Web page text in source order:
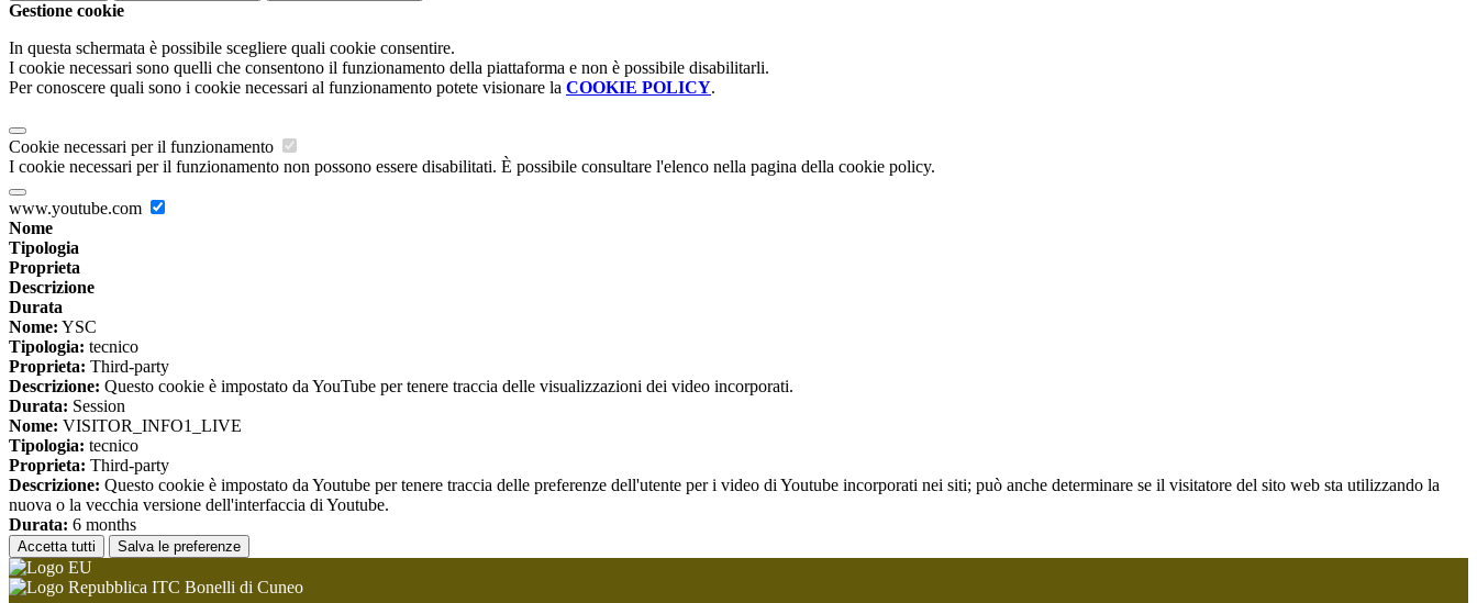
Gestione cookie
In questa schermata è possibile scegliere quali cookie consentire.
I cookie necessari sono quelli che consentono il funzionamento della piattaforma e non è possibile disabilitarli.
Per conoscere quali sono i cookie necessari al funzionamento potete visionare la COOKIE POLICY.
Cookie necessari per il funzionamento
I cookie necessari per il funzionamento non possono essere disabilitati. È possibile consultare l'elenco nella pagina della cookie policy.
www.youtube.com
Nome
Tipologia
Proprieta
Descrizione
Durata
Nome: YSC
Tipologia: tecnico
Proprieta: Third-party
Descrizione: Questo cookie è impostato da YouTube per tenere traccia delle visualizzazioni dei video incorporati.
Durata: Session
Nome: VISITOR_INFO1_LIVE
Tipologia: tecnico
Proprieta: Third-party
Descrizione: Questo cookie è impostato da Youtube per tenere traccia delle preferenze dell'utente per i video di Youtube incorporati nei siti; può anche determinare se il visitatore del sito web sta utilizzando la
nuova o la vecchia versione dell'interfaccia di Youtube.
Durata: 6 months
Accetta tutti Salva le preferenze
ITC Bonelli di Cuneo